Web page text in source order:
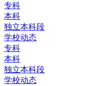
专科
本科
独立本科段
学校动态
专科
本科
独立本科段
学校动态